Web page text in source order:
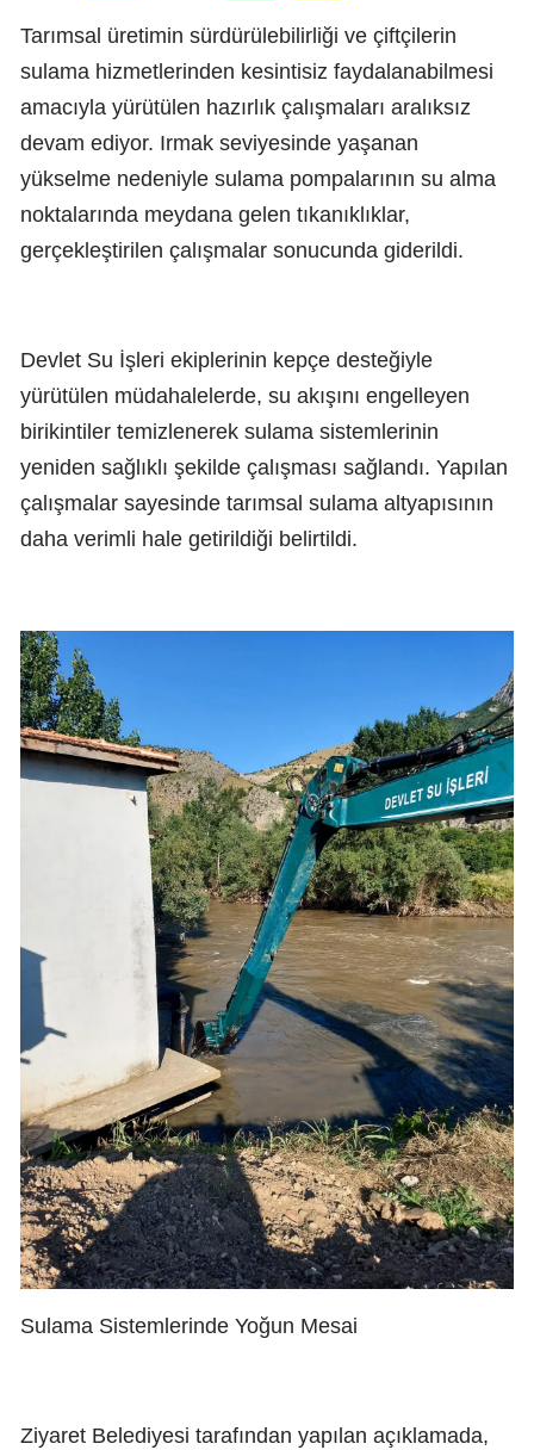
Tarımsal üretimin sürdürülebilirliği ve çiftçilerin
sulama hizmetlerinden kesintisiz faydalanabilmesi
amacıyla yürütülen hazırlık çalışmaları aralıksız
devam ediyor. Irmak seviyesinde yaşanan
yükselme nedeniyle sulama pompalarının su alma
noktalarında meydana gelen tıkanıklıklar,
gerçekleştirilen çalışmalar sonucunda giderildi.
Devlet Su İşleri ekiplerinin kepçe desteğiyle
yürütülen müdahalelerde, su akışını engelleyen
birikintiler temizlenerek sulama sistemlerinin
yeniden sağlıklı şekilde çalışması sağlandı. Yapılan
çalışmalar sayesinde tarımsal sulama altyapısının
daha verimli hale getirildiği belirtildi.
Sulama Sistemlerinde Yoğun Mesai
Ziyaret Belediyesi tarafından yapılan açıklamada,